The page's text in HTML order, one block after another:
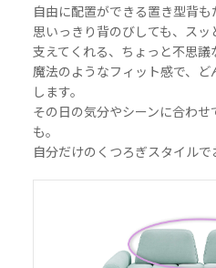
自由に配置ができる置き型背も
思いっきり背のびしても、ス
支えてくれる、ちょっと不思議
魔法のようなフィット感で、
します。
その日の気分やシーンに合わ
も。
自分だけのくつろぎスタイルで